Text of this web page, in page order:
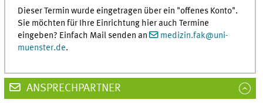
Dieser Termin wurde eingetragen über ein "offenes Konto".
Sie möchten für Ihre Einrichtung hier auch Termine
eingeben? Einfach Mail senden an
medizin.fak@uni-
muenster.de.
ANSPRECHPARTNER